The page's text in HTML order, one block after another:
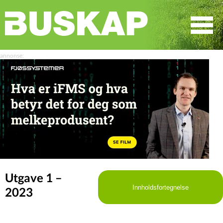
SØK
☰
Utgave 1 –
2023
Innholdsfortegnelse